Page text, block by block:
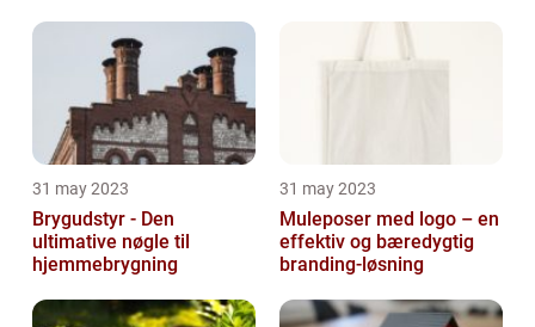
31 may 2023
Brygudstyr - Den
ultimative nøgle til
hjemmebrygning
31 may 2023
Muleposer med logo – en
effektiv og bæredygtig
branding-løsning